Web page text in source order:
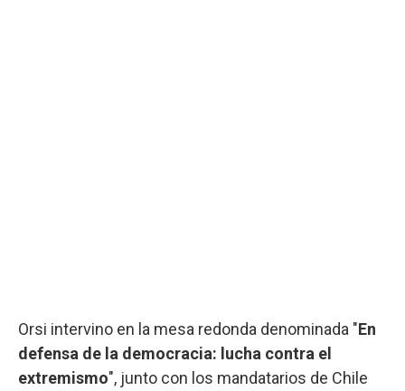
Orsi intervino en la mesa redonda denominada "En
defensa de la democracia: lucha contra el
extremismo", junto con los mandatarios de Chile